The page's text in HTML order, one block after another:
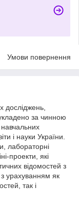
Умови повернення
досліджень,
за чинною
навчальних
і науки України.
лабораторні
проекти, які
відомостей з
з урахуванням як
так і